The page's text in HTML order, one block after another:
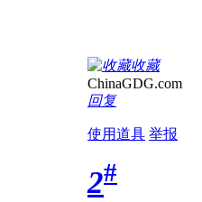
收藏
ChinaGDG.com
回复
使用道具 举报
2#